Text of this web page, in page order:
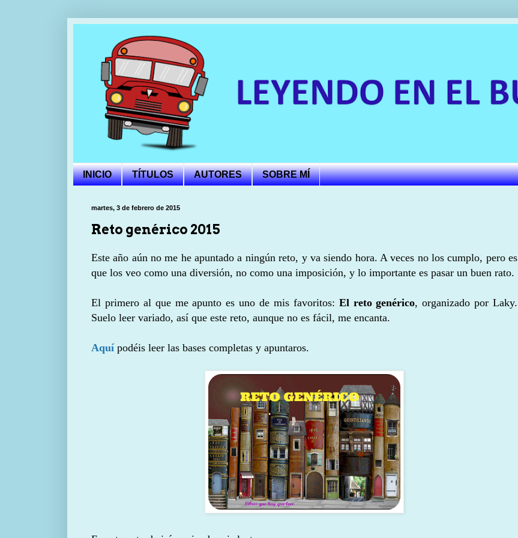
INICIO TÍTULOS AUTORES SOBRE MÍ
martes, 3 de febrero de 2015
Reto genérico 2015
Este año aún no me he apuntado a ningún reto, y va siendo hora. A veces no los cumplo, pero es
que los veo como una diversión, no como una imposición, y lo importante es pasar un buen rato.
El primero al que me apunto es uno de mis favoritos: El reto genérico, organizado por Laky.
Suelo leer variado, así que este reto, aunque no es fácil, me encanta.
Aquí podéis leer las bases completas y apuntaros.